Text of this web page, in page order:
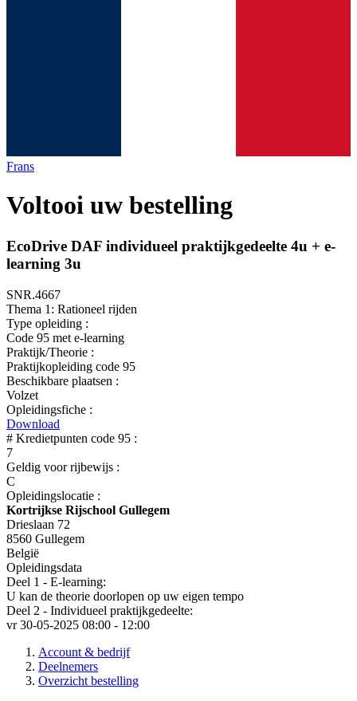
Frans
Voltooi uw bestelling
EcoDrive DAF individueel praktijkgedeelte 4u + e-
learning 3u
SNR.4667
Thema 1: Rationeel rijden
Type opleiding :
Code 95 met e-learning
Praktijk/Theorie :
Praktijkopleiding code 95
Beschikbare plaatsen :
Volzet
Opleidingsfiche :
Download
# Kredietpunten code 95 :
7
Geldig voor rijbewijs :
C
Opleidingslocatie :
Kortrijkse Rijschool Gullegem
Drieslaan 72
8560 Gullegem
België
Opleidingsdata
Deel 1 - E-learning:
U kan de theorie doorlopen op uw eigen tempo
Deel 2 - Individueel praktijkgedeelte:
vr 30-05-2025 08:00 - 12:00
Account & bedrijf
Deelnemers
Overzicht bestelling